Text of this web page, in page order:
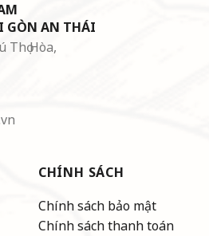
GÒN AN THÁI
Thọ Hòa,
CHÍNH SÁCH
Chính sách bảo mật
Chính sách thanh toán